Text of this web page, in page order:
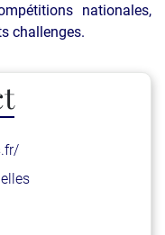
nationales,
challenges.